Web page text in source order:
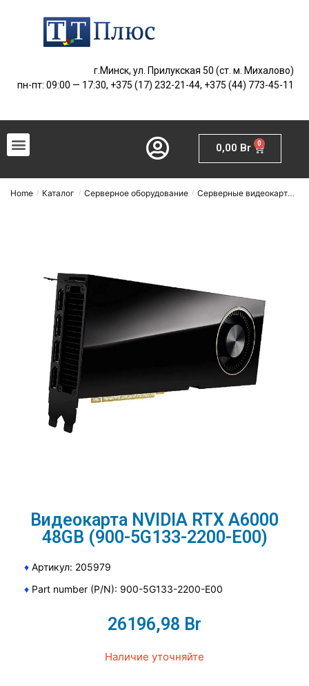
г.Минск, ул. Прилукская 50 (ст. м. Михалово)
пн-пт: 09:00 — 17:30, +375 (17) 232-21-44, +375 (44) 773-45-11
0,00 Br 0
Home / Каталог / Серверное оборудование / Серверные видеокарты
Видеокарта NVIDIA RTX A6000
48GB (900-5G133-2200-E00)
♦ Артикул: 205979
♦ Part number (P/N): 900-5G133-2200-E00
26196,98 Br
Наличие уточняйте